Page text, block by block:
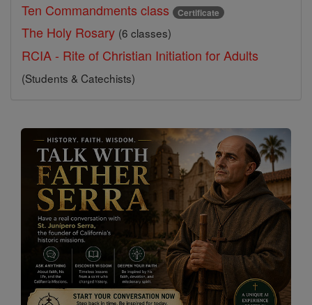
Ten Commandments class Certificate
The Holy Rosary (6 classes)
RCIA - Rite of Christian Initiation for Adults
(Students & Catechists)